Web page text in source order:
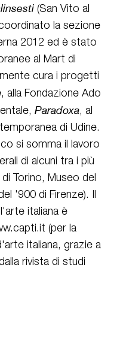
(San Vito al
la sezione
2012 ed è stato
al Mart di
cura i progetti
, alla Fondazione Ado
Paradoxa, al
di Udine.
si somma il lavoro
di alcuni tra i più
Torino, Museo del
'900 di Firenze). Il
italiana è
(per la
italiana, grazie a
rivista di studi